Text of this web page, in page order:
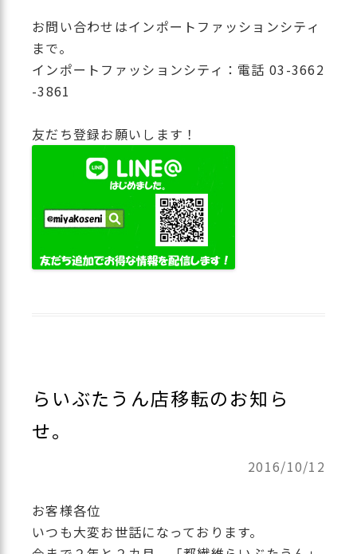
お問い合わせはインポートファッションシティ
まで。
インポートファッションシティ：電話 03-3662
-3861
友だち登録お願いします！
らいぶたうん店移転のお知ら
せ。
2016/10/12
お客様各位
いつも大変お世話になっております。